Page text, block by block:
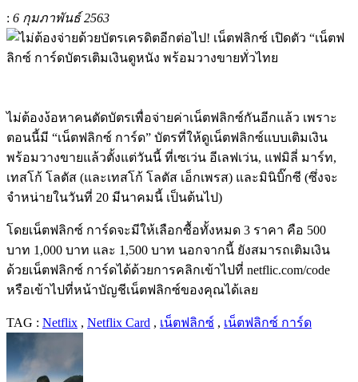
: 6 กุมภาพันธ์ 2563
ไม่ต้องง้อหาคนตัดบัตรเพื่อจ่ายค่าเน็ตฟลิกซ์กันอีกแล้ว เพราะ
ตอนนี้มี “เน็ตฟลิกซ์ การ์ด” บัตรที่ให้ดูเน็ตฟลิกซ์แบบเติมเงิน
พร้อมวางขายแล้วตั้งแต่วันนี้ ที่เซเว่น อีเลฟเว่น, แฟมิลี่ มาร์ท,
เทสโก้ โลตัส (และเทสโก้ โลตัส เอ็กเพรส) และมินิบิ๊กซี (ซึ่งจะ
จำหน่ายในวันที่ 20 มีนาคมนี้ เป็นต้นไป)
โดยเน็ตฟลิกซ์ การ์ดจะมีให้เลือกซื้อทั้งหมด 3 ราคา คือ 500
บาท 1,000 บาท และ 1,500 บาท นอกจากนี้ ยังสมารถเติมเงิน
ด้วยเน็ตฟลิกซ์ การ์ดได้ด้วยการคลิกเข้าไปที่ netflic.com/code
หรือเข้าไปที่หน้าบัญชีเน็ตฟลิกซ์ของคุณได้เลย
TAG : Netflix , Netflix Card , เน็ตฟลิกซ์ , เน็ตฟลิกซ์ การ์ด